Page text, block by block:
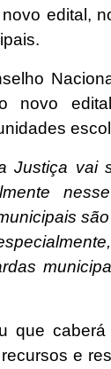
edital,
novo
Justiça vai
que
e